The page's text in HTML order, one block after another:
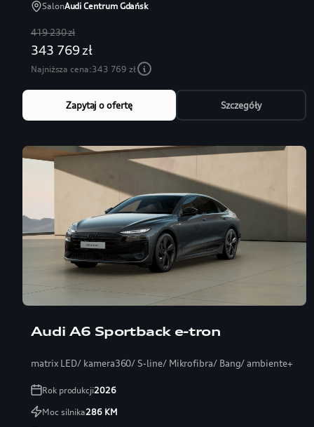
SalonAudi Centrum Gdańsk
419 230 zł
343 769 zł
Najniższa cena:343 769 zł
Zapytaj o ofertę Szczegóły
Audi A6 Sportback e-tron
matrix LED/ kamera360/ S-line/ Mikrofibra/ Bang/ ambiente+
Rok produkcji2026
Moc silnika286KM